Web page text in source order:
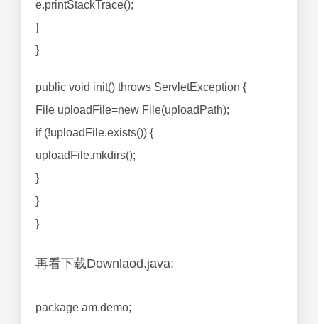
e.printStackTrace();
}
}
public void init() throws ServletException {
File uploadFile=new File(uploadPath);
if (!uploadFile.exists()) {
uploadFile.mkdirs();
}
}
}
再看下载Downlaod.java:
package am.demo;